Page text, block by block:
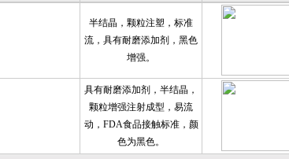
作为一个塑料人 怎能不知这些塑料
半结晶，颗粒注塑，标准
流，具有耐磨添加剂，黑色
增强。
具有耐磨添加剂，半结晶，
颗粒增强注射成型，易流
动，FDA食品接触标准，颜
色为黑色。